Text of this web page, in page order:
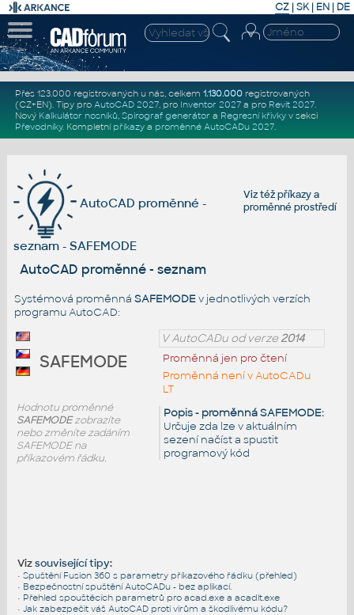
CZ | SK| EN | DE
Přes 123.000 registrovaných u nás, celkem 1.130.000registrovaných
(CZ+EN). Tipy pro AutoCAD 2027, pro Inventor 2027a pro Revit 2027.
Nový Kalkulátor nosníků, Spirograf generátor a Regresní křivkyv sekci
Převodníky. Kompletní příkazya proměnné AutoCADu 2027.
Viz téžpříkazya
proměnné prostředí
AutoCAD proměnné -
seznam - SAFEMODE
AutoCAD proměnné - seznam
Systémová proměnná SAFEMODEv jednotlivých verzích
programu AutoCAD:
V AutoCADu od verze2014
Proměnná jen pro čtení
Proměnná není v AutoCADu
LT
Popis - proměnná SAFEMODE:
Určuje zda lze v aktuálním
sezení načíst a spustit
programový kód
SAFEMODE
Hodnotu proměnné
SAFEMODEzobrazíte
nebo změníte zadáním
SAFEMODE na
příkazovém řádku.
Vizsouvisející tipy:
• Spuštění Fusion 360 s parametry příkazového řádku (přehled)
• Bezpečnostní spuštění AutoCADu - bez aplikací.
• Přehled spouštěcích parametrů pro acad.exe a acadlt.exe
• Jak zabezpečit váš AutoCAD proti virům a škodlivému kódu?